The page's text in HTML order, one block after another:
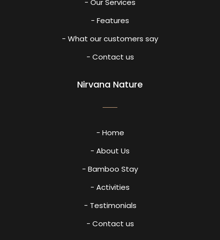
- Features
- What our customers say
- Contact us
Nirvana Nature
- Home
- About Us
- Bamboo Stay
- Activities
- Testimonials
- Contact us